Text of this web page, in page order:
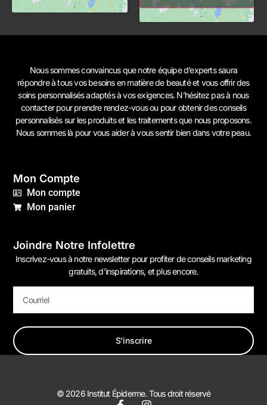
Nous sommes convaincus que notre équipe d’experts saura
répondre à tous vos besoins en matière de beauté et vous offrir des
soins personnalisés adaptés à vos exigences. N’hésitez pas à nous
contacterpour prendre rendez-vous ou pour obtenir des conseils
personnalisés sur les produits et les traitements que nous proposons.
Nous sommes là pour vous aider à vous sentir bien dans votre peau.
Mon Compte
Mon compte
Mon panier
Joindre Notre Infolettre
Inscrivez-vous à notre newsletter pour profiter de conseils marketing
gratuits, d’inspirations, et plus encore.
S'inscrire
© 2026 Institut Épiderme. Tous droit réservé